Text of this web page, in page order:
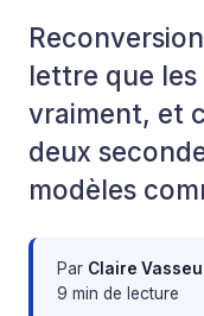
lettre que
vraiment, et
deux
modèles
Par Claire
9 min de lecture